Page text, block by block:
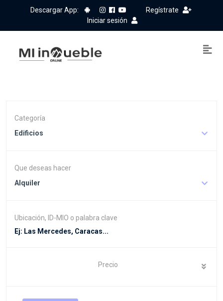
Descargar App:
Regístrate
Iniciar sesión
Categoría
Edificios
Que deseas hacer
Alquiler
Ubicación, ID-MIO o palabra clave
Precio